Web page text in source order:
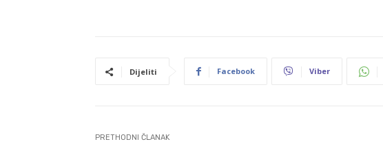
Dijeliti Facebook Viber
PRETHODNI ČLANAK